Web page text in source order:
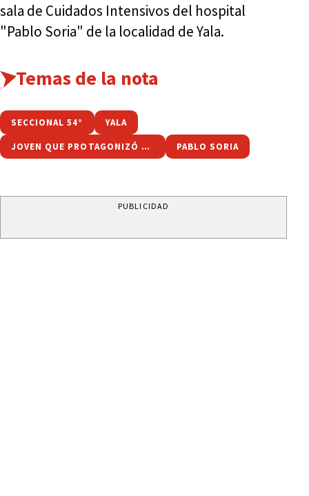
sala de Cuidados Intensivos del hospital
"Pablo Soria" de la localidad de Yala.
Temas de la nota
SECCIONAL 54° YALA
JOVEN QUE PROTAGONIZÓ UN SINIESTRO PABLO SORIA
PUBLICIDAD